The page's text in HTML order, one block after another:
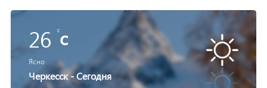
26 c
Ясно
Черкесск - Сегодня